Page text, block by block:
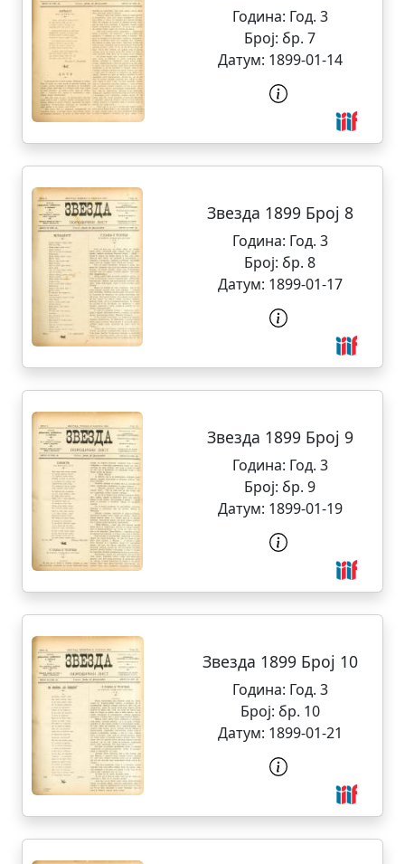
Година: Год. 3
Број: бр. 7
Датум: 1899-01-14
Звезда 1899 Број 8
Година: Год. 3
Број: бр. 8
Датум: 1899-01-17
Звезда 1899 Број 9
Година: Год. 3
Број: бр. 9
Датум: 1899-01-19
Звезда 1899 Број 10
Година: Год. 3
Број: бр. 10
Датум: 1899-01-21